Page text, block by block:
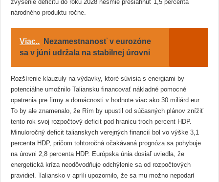
zvýšenie deficitu do roku 2028 nesmie presiahnuť 1,5 percenta
národného produktu ročne.
Viac..
Nezamestnanosť v eurozóne
sa v júni udržala na stabilnej úrovni
Rozšírenie klauzuly na výdavky, ktoré súvisia s energiami by
potenciálne umožnilo Taliansku financovať nákladné pomocné
opatrenia pre firmy a domácnosti v hodnote viac ako 30 miliárd eur.
To by ale znamenalo, že Rím by upustil od súčasných plánov znížiť
tento rok svoj rozpočtový deficit pod hranicu troch percent HDP.
Minuloročný deficit talianskych verejných financií bol vo výške 3,1
percenta HDP, pričom tohtoročná očakávaná prognóza sa pohybuje
na úrovni 2,8 percenta HDP. Európska únia dosiaľ uviedla, že
energetická kríza neodôvodňuje odchýlenie sa od rozpočtových
pravidiel. Taliansko v apríli upozornilo, že sa mu možno nepodarí